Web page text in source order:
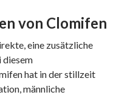
von Clomifen
eine zusätzliche
diesem
hat in der stillzeit
männliche